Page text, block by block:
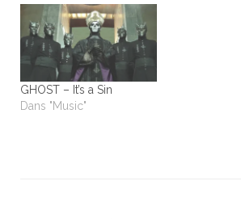
GHOST – It’s a Sin
Dans "Music"